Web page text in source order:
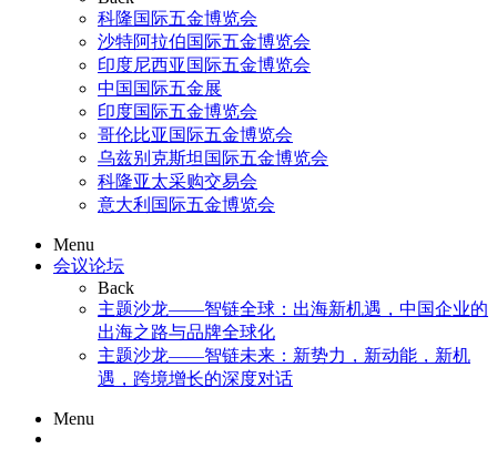
科隆国际五金博览会
沙特阿拉伯国际五金博览会
印度尼西亚国际五金博览会
中国国际五金展
印度国际五金博览会
哥伦比亚国际五金博览会
乌兹别克斯坦国际五金博览会
科隆亚太采购交易会
意大利国际五金博览会
Menu
会议论坛
Back
主题沙龙——智链全球：出海新机遇，中国企业的
出海之路与品牌全球化
主题沙龙——智链未来：新势力，新动能，新机
遇，跨境增长的深度对话
Menu